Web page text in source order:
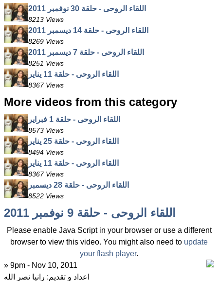
اللقاء الروحى - حلقة 30 نوفمبر 2011
8213 Views
اللقاء الروحى - حلقة 14 ديسمبر 2011
8269 Views
اللقاء الروحى - حلقة 7 ديسمبر 2011
8251 Views
اللقاء الروحى - حلقة 11 يناير
8367 Views
More videos from this category
اللقاء الروحى - حلقة 1 فبراير
8573 Views
اللقاء الروحى - حلقة 25 يناير
8494 Views
اللقاء الروحى - حلقة 11 يناير
8367 Views
اللقاء الروحى - حلقة 28 ديسمبر
8522 Views
اللقاء الروحى - حلقة 9 نوفمبر 2011
Please enable Java Script in your browser or use a different
browser to view this video. You might also need to update
your flash player.
» 9pm - Nov 10, 2011
اعداد و تقديم: رانيا نصر الله